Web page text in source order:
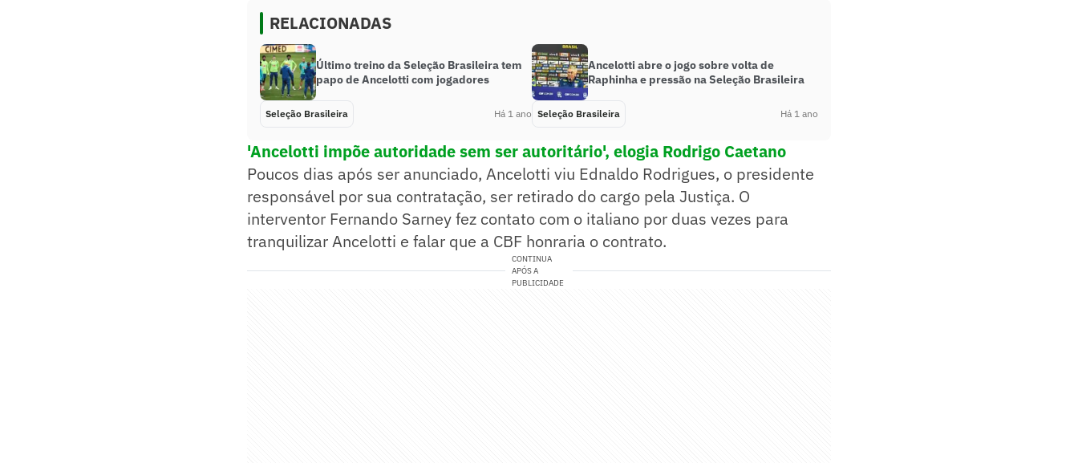
RELACIONADAS
Último treino da Seleção Brasileira tem
papo de Ancelotti com jogadores
Seleção Brasileira Há 1 ano
Ancelotti abre o jogo sobre volta de
Raphinha e pressão na Seleção Brasileira
Seleção Brasileira Há 1 ano
'Ancelotti impõe autoridade sem ser autoritário', elogia Rodrigo Caetano
Poucos dias após ser anunciado, Ancelotti viu Ednaldo Rodrigues, o presidente
responsável por sua contratação, ser retirado do cargo pela Justiça. O
interventor Fernando Sarney fez contato com o italiano por duas vezes para
tranquilizar Ancelotti e falar que a CBF honraria o contrato.
CONTINUA
APÓS A
PUBLICIDADE